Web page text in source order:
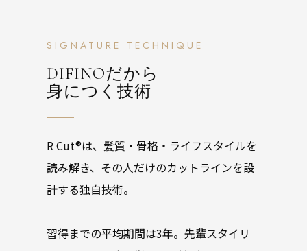
SIGNATURE TECHNIQUE
DIFINOだから
身につく技術
R Cut®は、髪質・骨格・ライフスタイルを
読み解き、その人だけのカットラインを設
計する独自技術。
習得までの平均期間は3年。先輩スタイリ